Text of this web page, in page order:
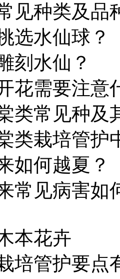
见种类及品
选水仙球？
刻水仙？
花需要注意
类常见种及
类栽培管护
如何越夏？
常见病害如
本花卉
培管护要点